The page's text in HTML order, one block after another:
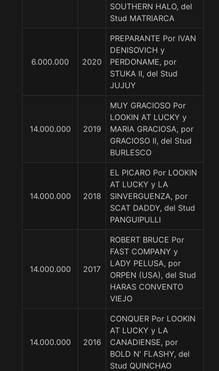
SOUTHERN HALO, del
Stud MATRIARCA
6.000.000 2020
PREPARANTE Por IVAN
DENISOVICH y
PERDONAME, por
STUKA II, del Stud
JUJUY
14.000.000 2019
MUY GRACIOSO Por
LOOKIN AT LUCKY y
MARIA GRACIOSA, por
GRACIOSO II, del Stud
BURLESCO
14.000.000 2018
EL PICARO Por LOOKIN
AT LUCKY y LA
SINVERGUENZA, por
SCAT DADDY, del Stud
PANGUIPULLI
14.000.000 2017
ROBERT BRUCE Por
FAST COMPANY y
LADY PELUSA, por
ORPEN (USA), del Stud
HARAS CONVENTO
VIEJO
14.000.000 2016
CONQUER Por LOOKIN
AT LUCKY y LA
CANADIENSE, por
BOLD N' FLASHY, del
Stud QUINCHAO